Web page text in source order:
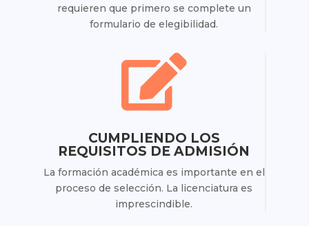
requieren que primero se complete un
formulario de elegibilidad.

CUMPLIENDO LOS
REQUISITOS DE ADMISIÓN
La formación académica es importante en el
proceso de selección. La licenciatura es
imprescindible.